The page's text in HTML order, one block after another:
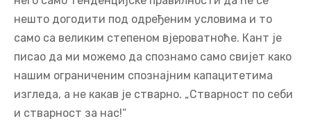
свемира. Један одговор отварао је безбројна
питања у недоглед. Шта тек рећи за науку о
друштву која не може да открије каузалне законе
него само тенденцијске правилности да ће се
нешто догодити под одређеним условима и то
само са великим степеном вјероватноће. Кант је
писао да ми можемо да спознамо само свијет како